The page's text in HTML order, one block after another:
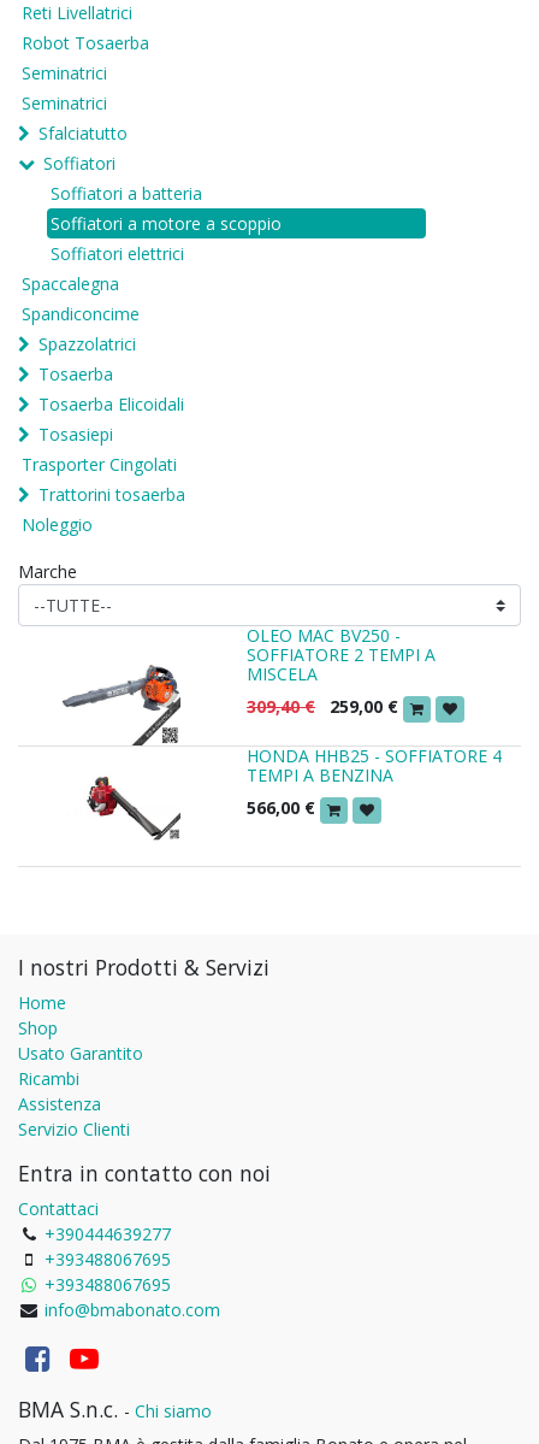
Reti Livellatrici
Robot Tosaerba
Seminatrici
Seminatrici
Sfalciatutto
Soffiatori
Soffiatori a batteria
Soffiatori a motore a scoppio
Soffiatori elettrici
Spaccalegna
Spandiconcime
Spazzolatrici
Tosaerba
Tosaerba Elicoidali
Tosasiepi
Trasporter Cingolati
Trattorini tosaerba
Noleggio
Marche
OLEO MAC BV250 -
SOFFIATORE 2 TEMPI A
MISCELA
309,40€ 259,00 €
HONDA HHB25 - SOFFIATORE 4
TEMPI A BENZINA
566,00 €
I nostri Prodotti & Servizi
Home
Shop
Usato Garantito
Ricambi
Assistenza
Servizio Clienti
Entra in contatto con noi
Contattaci
+390444639277
+393488067695
+393488067695
info@bmabonato.com
BMA S.n.c. - Chi siamo